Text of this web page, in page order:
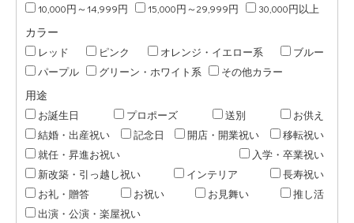
10,000円～14,999円
15,000円～29,999円 30,000円以上
カラー
レッド ピンク オレンジ・イエロー系
ブルー
パープル
グリーン・ホワイト系 その他カラー
用途
お誕生日 プロポーズ 送別
お供え
結婚・出産祝い
記念日 開店・開業祝い
移転祝い
就任・昇進お祝い
入学・卒業祝い
新改築・引っ越し祝い
インテリア
長寿祝い
お礼・贈答
お祝い お見舞い
推し活
出演・公演・楽屋祝い